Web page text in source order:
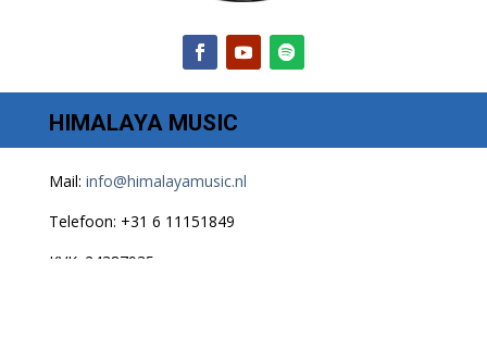
HIMALAYA MUSIC
Mail: info@himalayamusic.nl
Telefoon: +31 6 11151849
KVK: 24387935